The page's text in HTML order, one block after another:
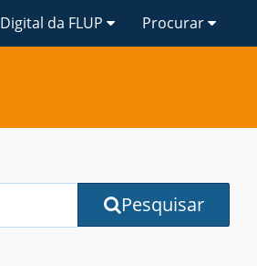
da FLUP Procurar
Pesquisar